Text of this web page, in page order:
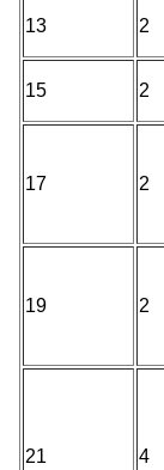
13 2
15 2
17 2
19 2
21 4